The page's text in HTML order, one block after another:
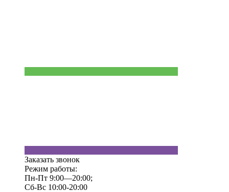
Заказать звонок
Режим работы:
Пн-Пт 9:00—20:00;
Сб-Вс 10:00-20:00